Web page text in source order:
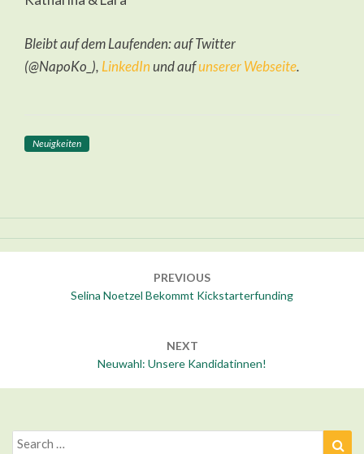
Bleibt auf dem Laufenden: auf Twitter
(@NapoKo_), LinkedInund aufunserer Webseite.
Neuigkeiten
PREVIOUS
Selina Noetzel Bekommt Kickstarterfunding
NEXT
Neuwahl: Unsere Kandidatinnen!
Search